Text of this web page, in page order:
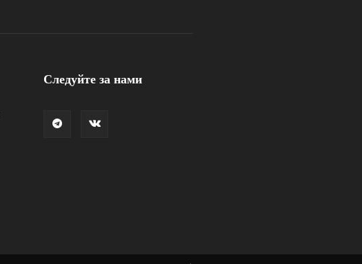
Следуйте за нами